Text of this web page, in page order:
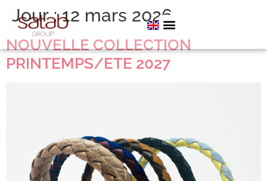
Jour :12 mars 2026
NOUVELLE COLLECTION
PRINTEMPS/ETE 2027